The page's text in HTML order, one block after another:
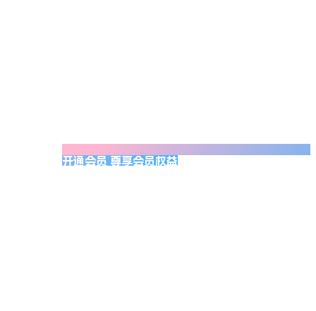
开通会员 尊享会员权益